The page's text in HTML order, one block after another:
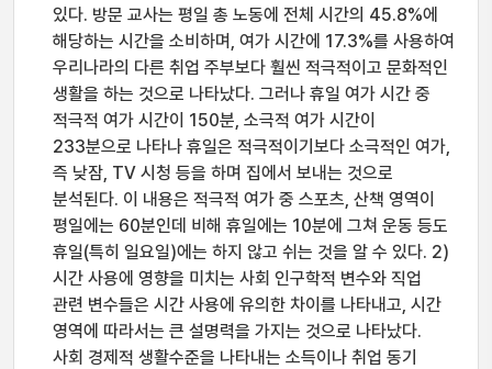
있다. 방문 교사는 평일 총 노동에 전체 시간의 45.8%에
해당하는 시간을 소비하며, 여가 시간에 17.3%를 사용하여
우리나라의 다른 취업 주부보다 훨씬 적극적이고 문화적인
생활을 하는 것으로 나타났다. 그러나 휴일 여가 시간 중
적극적 여가 시간이 150분, 소극적 여가 시간이
233분으로 나타나 휴일은 적극적이기보다 소극적인 여가,
즉 낮잠, TV 시청 등을 하며 집에서 보내는 것으로
분석된다. 이 내용은 적극적 여가 중 스포츠, 산책 영역이
평일에는 60분인데 비해 휴일에는 10분에 그쳐 운동 등도
휴일(특히 일요일)에는 하지 않고 쉬는 것을 알 수 있다. 2)
시간 사용에 영향을 미치는 사회 인구학적 변수와 직업
관련 변수들은 시간 사용에 유의한 차이를 나타내고, 시간
영역에 따라서는 큰 설명력을 가지는 것으로 나타났다.
사회 경제적 생활수준을 나타내는 소득이나 취업 동기